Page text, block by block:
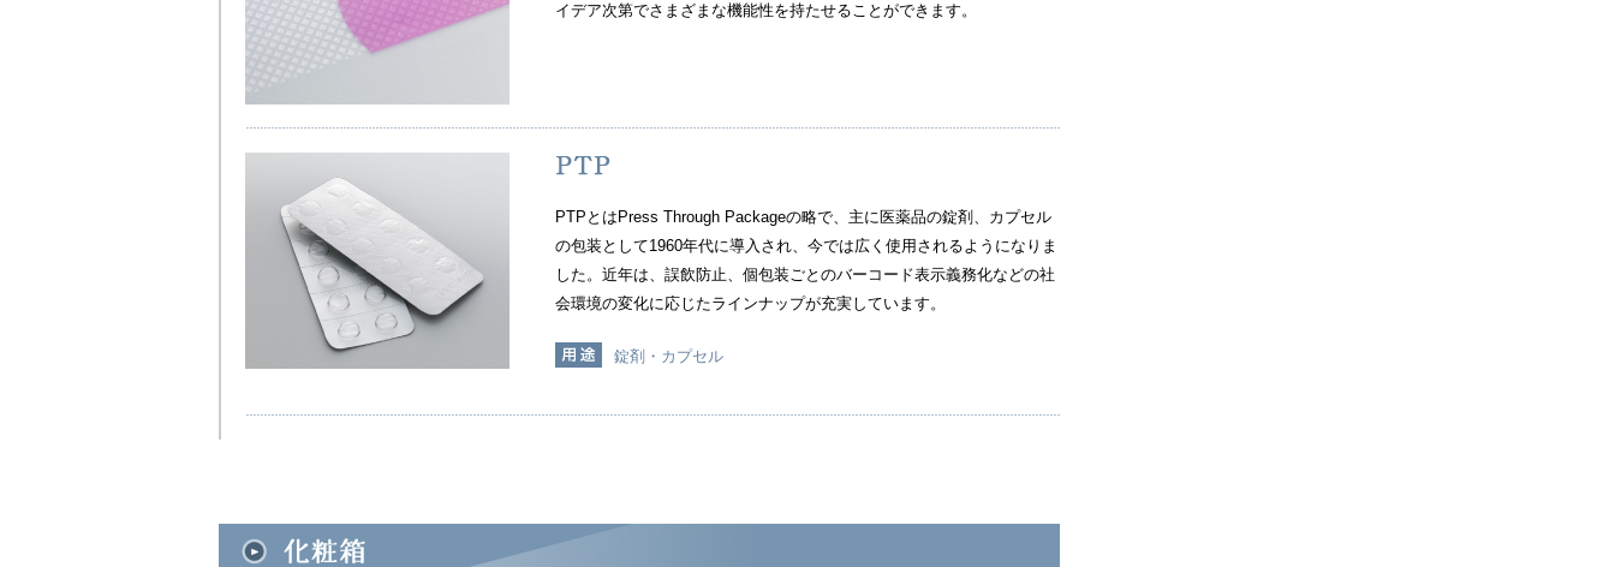
イデア次第でさまざまな機能性を持たせることができます。
PTPとはPress Through Packageの略で、主に医薬品の錠剤、カプセル
の包装として1960年代に導入され、今では広く使用されるようになりま
した。近年は、誤飲防止、個包装ごとのバーコード表示義務化などの社
会環境の変化に応じたラインナップが充実しています。
錠剤・カプセル